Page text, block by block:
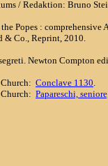
/ Redaktion: Bruno
Popes :
& Co., Reprint, 2010.
Newton Compton
Conclave 1130.
Papareschi,